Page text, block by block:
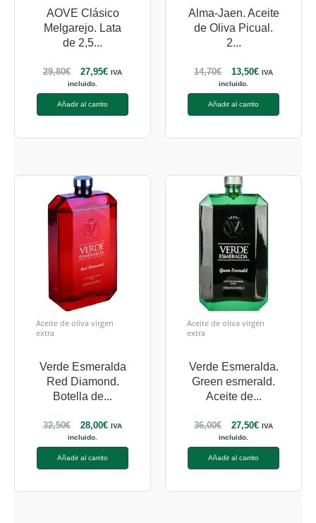
AOVE Clásico
Melgarejo. Lata
de 2,5...
29,80€ 27,95€ IVA
incluido.
Añadir al carrito
Alma-Jaen. Aceite
de Oliva Picual.
2...
14,70€ 13,50€ IVA
incluido.
Añadir al carrito
Aceite de oliva virgen
extra
Verde Esmeralda
Red Diamond.
Botella de...
32,50€ 28,00€ IVA
incluido.
Añadir al carrito
Aceite de oliva virgen
extra
Verde Esmeralda.
Green esmerald.
Aceite de...
36,00€ 27,50€ IVA
incluido.
Añadir al carrito